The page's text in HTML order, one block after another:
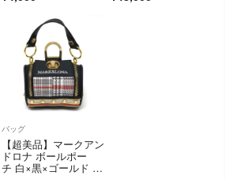
バッグ
【超美品】マークアン
ドロナ ボールポー
チ 白×黒×ゴールド グ